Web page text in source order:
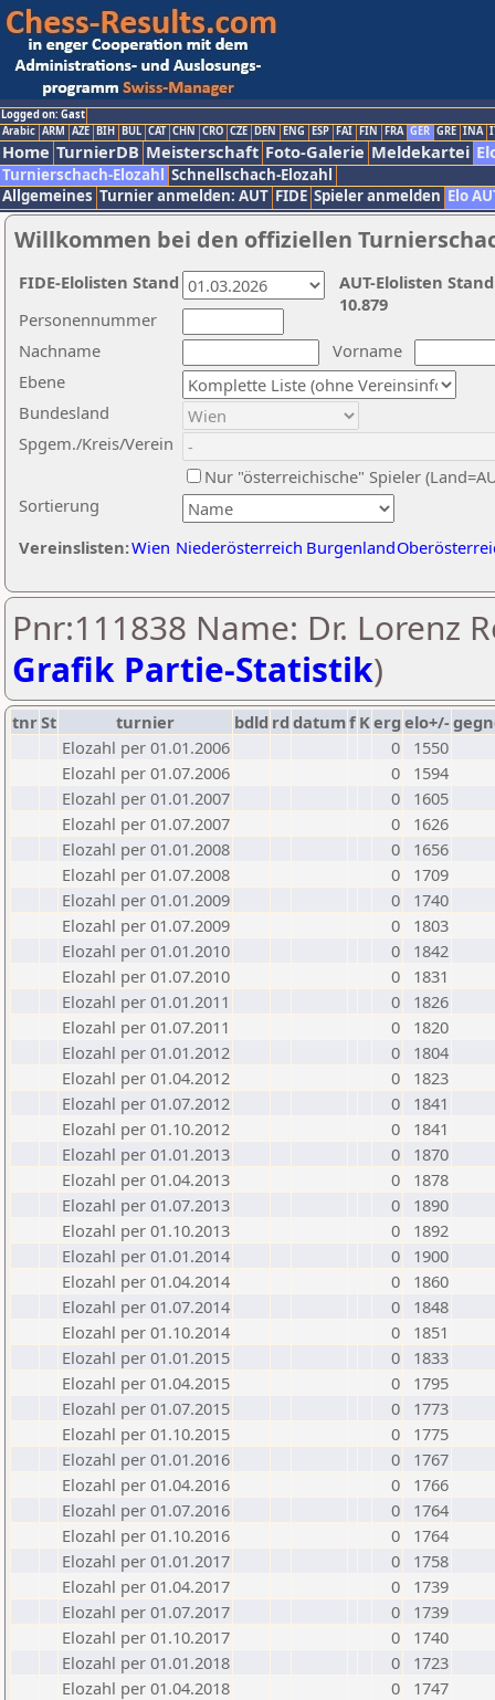
Logged on: Gast
Arabic ARM AZE BIH BUL CAT CHN CRO CZE DEN ENG ESP FAI FIN FRA GER GRE INA
Home TurnierDB Meisterschaft Foto-Galerie Meldekartei
Turnierschach-Elozahl Schnellschach-Elozahl
Allgemeines Turnier anmelden: AUT FIDE Spieler anmelden Elo
Willkommen bei den offiziellen
Nachname
Vorname
Ebene
Sortierung
Personennummer
Bundesland
Spgem./Kreis/Verein
Nur "österreichische" Spieler
Vereinslisten:Wien Niederösterreich Burgenland
AUT-Elolisten
10.879
FIDE-Elolisten Stand
Pnr:111838 Name: Dr. Lorenz
Grafik Partie-Statistik)
tnrSt turnier bdld rd datumf Kerg elo+/-
Elozahl per 01.01.2006
0
1550
Elozahl per 01.07.2006
0
1594
Elozahl per 01.01.2007
0
1605
Elozahl per 01.07.2007
0
1626
Elozahl per 01.01.2008
0
1656
Elozahl per 01.07.2008
0
1709
Elozahl per 01.01.2009
0
1740
Elozahl per 01.07.2009
0
1803
Elozahl per 01.01.2010
0
1842
Elozahl per 01.07.2010
0
1831
Elozahl per 01.01.2011
0
1826
Elozahl per 01.07.2011
0
1820
Elozahl per 01.01.2012
0
1804
Elozahl per 01.04.2012
0
1823
Elozahl per 01.07.2012
0
1841
Elozahl per 01.10.2012
0
1841
Elozahl per 01.01.2013
0
1870
Elozahl per 01.04.2013
0
1878
Elozahl per 01.07.2013
0
1890
Elozahl per 01.10.2013
0
1892
Elozahl per 01.01.2014
0
1900
Elozahl per 01.04.2014
0
1860
Elozahl per 01.07.2014
0
1848
Elozahl per 01.10.2014
0
1851
Elozahl per 01.01.2015
0
1833
Elozahl per 01.04.2015
0
1795
Elozahl per 01.07.2015
0
1773
Elozahl per 01.10.2015
0
1775
Elozahl per 01.01.2016
0
1767
Elozahl per 01.04.2016
0
1766
Elozahl per 01.07.2016
0
1764
Elozahl per 01.10.2016
0
1764
Elozahl per 01.01.2017
0
1758
Elozahl per 01.04.2017
0
1739
Elozahl per 01.07.2017
0
1739
Elozahl per 01.10.2017
0
1740
Elozahl per 01.01.2018
0
1723
Elozahl per 01.04.2018
0
1747